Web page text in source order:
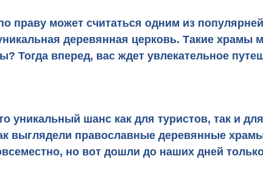
праву может считаться одним из
деревянная церковь. Такие храмы
Тогда вперед, вас ждет увлекательное
уникальный шанс как для туристов, так и
выглядели православные деревянные
но вот дошли до наших дней